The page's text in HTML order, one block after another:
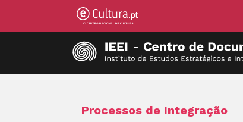
Processos de Integração